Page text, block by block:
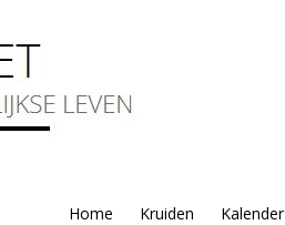
Home Kruiden Kalender